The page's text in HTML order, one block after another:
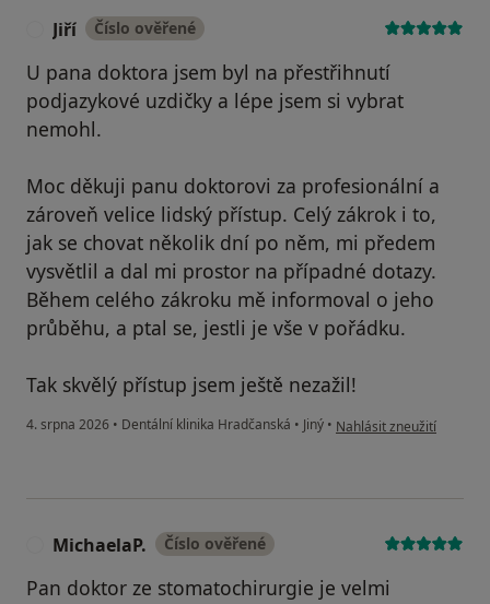
Jiří Číslo ověřené
U pana doktora jsem byl na přestřihnutí
podjazykové uzdičky a lépe jsem si vybrat
nemohl.
Moc děkuji panu doktorovi za profesionální a
zároveň velice lidský přístup. Celý zákrok i to,
jak se chovat několik dní po něm, mi předem
vysvětlil a dal mi prostor na případné dotazy.
Během celého zákroku mě informoval o jeho
průběhu, a ptal se, jestli je vše v pořádku.
Tak skvělý přístup jsem ještě nezažil!
4. srpna 2026 • Dentální klinika Hradčanská • Jiný • podle názoru uživatele Jiří
Nahlásit zneužití
MichaelaP. Číslo ověřené
Pan doktor ze stomatochirurgie je velmi